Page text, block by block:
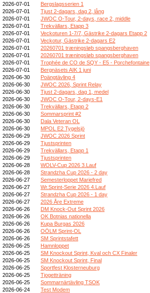
2026-07-01
Bergslagsserien 1
2026-07-01
Tjust 2-dagars, dag 2, lång
2026-07-01
JWOC O-Tour, 2-days, race 2, middle
2026-07-01
Trekvällars, Etapp 3
2026-07-01
Veckoturen 1-7/7, Gästrike 2-dagars Etapp 2
2026-07-01
Veckotur, Gästrike 2-dagars E2
2026-07-01
20260701 træningsløb spangsberghaven
2026-07-01
20260701 træningsløb spangsberghaven
2026-07-01
Trophée de CO de SQY - E5 - Porchefontaine
2026-07-01
Bergnäsets AIK 1 juni
2026-06-30
Poängtävling 4
2026-06-30
JWOC 2026, Sprint Relay
2026-06-30
Tjust 2-dagars, dag 1, medel
2026-06-30
JWOC O-Tour, 2-days-E1
2026-06-30
Trekvällars, Etapp 2
2026-06-30
Sommarsprint #2
2026-06-30
Dala Veteran OL
2026-06-30
MPOL E2 Tygelsjö
2026-06-29
JWOC 2026 Sprint
2026-06-29
Tjustsprinten
2026-06-29
Trekvällars, Etapp 1
2026-06-29
Tjustsprinten
2026-06-28
WOLV-Cup 2026 3.Lauf
2026-06-28
Strandzha Cup 2026 - 2 day
2026-06-27
Semesterloppet Mariefred
2026-06-27
Wr.Sprint-Serie 2026 4.Lauf
2026-06-27
Strandzha Cup 2026 - 1 day
2026-06-27
2026 Åre Extreme
2026-06-26
DM Knock-Out Sprint 2026
2026-06-26
OK Botnias nationella
2026-06-26
Kupa Burgas 2026
2026-06-26
OÖLM Sprint-OL
2026-06-26
SM Sprintstafett
2026-06-25
Hamnloppet
2026-06-25
SM Knockout Sprint, Kval och CX Finaler
2026-06-25
SM Knockout Sprint, Final
2026-06-25
Sportfest Klosterneuburg
2026-06-25
Tjogetträning
2026-06-25
Sommarnärtävling TSOK
2026-06-24
Test Modem